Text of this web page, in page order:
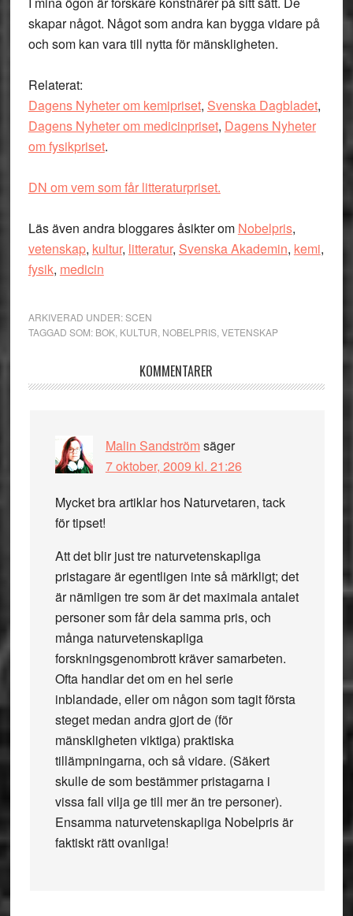
skapar något. Något som andra kan bygga vidare på
och som kan vara till nytta för mänskligheten.
Relaterat:
Dagens Nyheter om kemipriset, Svenska Dagbladet,
Dagens Nyheter om medicinpriset, Dagens Nyheter
om fysikpriset.
DN om vem som får litteraturpriset.
Läs även andra bloggares åsikter om Nobelpris,
vetenskap, kultur, litteratur, Svenska Akademin, kemi,
fysik, medicin
ARKIVERAD UNDER:SCEN
TAGGAD SOM: BOK, KULTUR NOBELPRIS, VETENSKAP
Läsarkommentarer
KOMMENTARER
Malin Sandströmsäger
7 oktober, 2009 kl. 21:26
Mycket bra artiklar hos Naturvetaren, tack
för tipset!
Att det blir just tre naturvetenskapliga
pristagare är egentligen inte så märkligt; det
är nämligen tre som är det maximala antalet
personer som får dela samma pris, och
många naturvetenskapliga
forskningsgenombrott kräver samarbeten.
Ofta handlar det om en hel serie
inblandade, eller om någon som tagit första
steget medan andra gjort de (för
mänskligheten viktiga) praktiska
tillämpningarna, och så vidare. (Säkert
skulle de som bestämmer pristagarna i
vissa fall vilja ge till mer än tre personer).
Ensamma naturvetenskapliga Nobelpris är
faktiskt rätt ovanliga!